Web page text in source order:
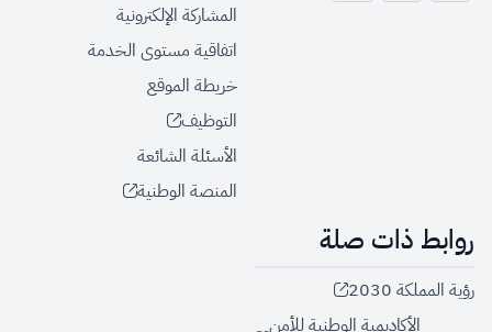
المشاركة الإلكترونية
اتفاقية مستوى الخدمة
خريطة الموقع
التوظيف
الأسئلة الشائعة
المنصة الوطنية
روابط ذات صلة
رؤية المملكة 2030
الأكاديمية الوطنية للأمن